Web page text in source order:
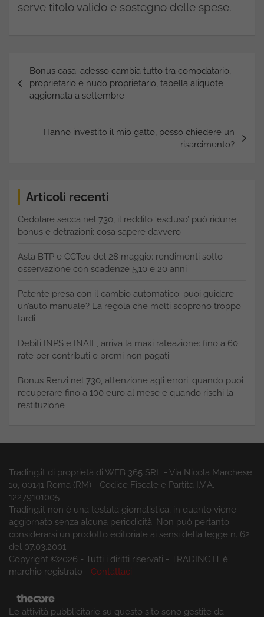
serve titolo valido e sostegno delle spese.
articoli
Bonus casa: adesso cambia tutto tra comodatario,
proprietario e nudo proprietario, tabella aliquote
aggiornata a settembre
Hanno investito il mio gatto, posso chiedere un
risarcimento?
Articoli recenti
Cedolare secca nel 730, il reddito ‘escluso’ può ridurre
bonus e detrazioni: cosa sapere davvero
Asta BTP e CCTeu del 28 maggio: rendimenti sotto
osservazione con scadenze 5,10 e 20 anni
Patente presa con il cambio automatico: puoi guidare
un’auto manuale? La regola che molti scoprono troppo
tardi
Debiti INPS e INAIL, arriva la maxi rateazione: fino a 60
rate per contributi e premi non pagati
Bonus Renzi nel 730, attenzione agli errori: quando puoi
recuperare fino a 100 euro al mese e quando rischi la
restituzione
Trading.it di proprietà di WEB 365 SRL - Via Nicola Marchese
10, 00141 Roma (RM) - Codice Fiscale e Partita I.V.A.
12279101005
Trading.it non è una testata giornalistica, in quanto viene
aggiornato senza alcuna periodicità. Non può pertanto
considerarsi un prodotto editoriale ai sensi della legge n. 62
del 07.03.2001
Copyright ©2026 - Tutti i diritti riservati - TRADING.IT è
marchio registrato - Contattaci
Le attività pubblicitarie su questo sito sono gestite da